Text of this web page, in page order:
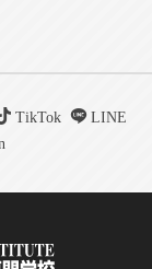
TikTok
LINE